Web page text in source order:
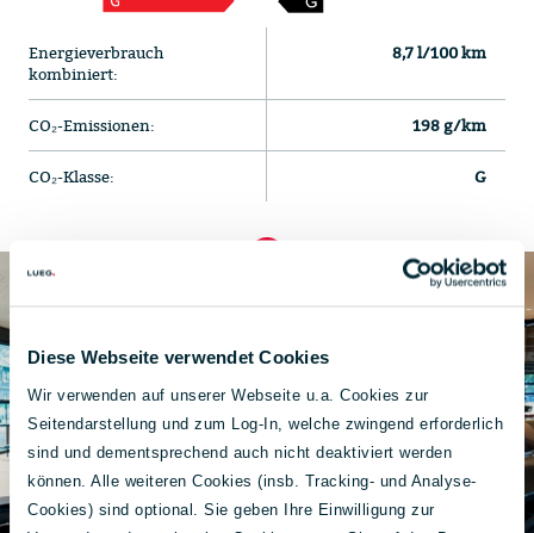
Diese Webseite verwendet Cookies
Wir verwenden auf unserer Webseite u.a. Cookies zur
Seitendarstellung und zum Log-In, welche zwingend erforderlich
sind und dementsprechend auch nicht deaktiviert werden
können. Alle weiteren Cookies (insb. Tracking- und Analyse-
Cookies) sind optional. Sie geben Ihre Einwilligung zur
Energieverbrauch
kombiniert:
8,7 l/100 km
CO₂-Emissionen: 198 g/km
CO₂-Klasse: G